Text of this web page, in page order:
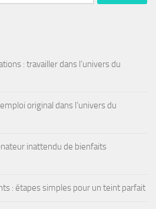
: travailler dans l’univers du
original dans l’univers du
inattendu de bienfaits
: étapes simples pour un teint parfait